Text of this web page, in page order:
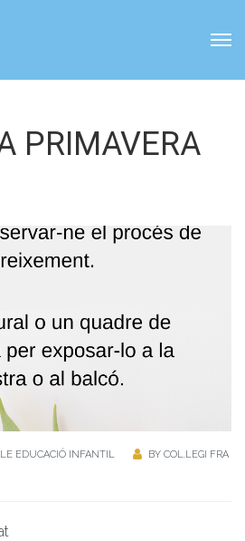
PRIMAVERA
EDUCACIÓ INFANTIL BY COL.LEGI FRA